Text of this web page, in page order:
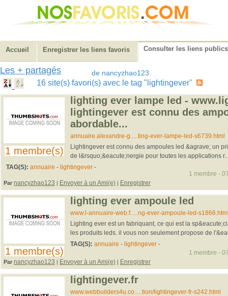
Accueil Enregistrer les liens favoris Consulter les liens publics
Les + partagés de nancyzhao123
16 site(s) favori(s) avec le tag "lightingever"
1 membre(s)
lighting ever lampe led -
lightingever est connu des
abordable...
annuaire.alexandre-g.....ting-ever-lampe-led-s6739.html
Lightingever est connu des ampoules led &agrave; un
de l&rsquo;&eacute;nergie pour toutes les applications
TAG(S): annuaire - lightingever -
Par nancyzhao123 | Envoyer à un Ami(e) | Enregistrer
1 membre -
1 membre(s)
lighting ever ampoule led
www.l-annuaire-web.f.....ng-ever-ampoule-led-
Lighting ever est un fabriquant, ce qui est la
les produits leds. il vous non seulement propose de
TAG(S): annuaire - lightingever-
Par nancyzhao123 | Envoyer à un Ami(e) | Enregistrer
1 membre -
lightingever.fr
www.webbuilders4u.co.....tion/lightingever-fr-s242.html